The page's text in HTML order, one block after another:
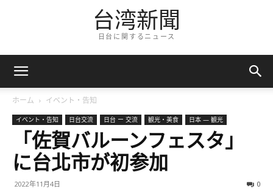
台湾新聞
日台に関するニュース
ホーム イベント・告知
イベント・告知 日台交流 日台 ー 交流 観光・美食 日本 — 観光
「佐賀バルーンフェスタ」
に台北市が初参加
2022年11月4日 0